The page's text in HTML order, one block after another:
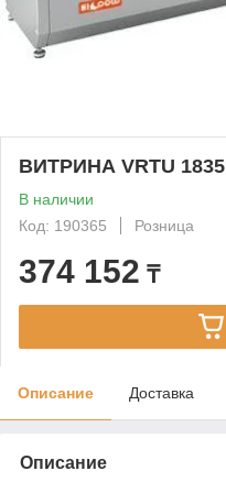
ВИТРИНА VRTU 1835
В наличии
Код: 190365
Розница
374 152 ₸
Описание Доставка
Описание